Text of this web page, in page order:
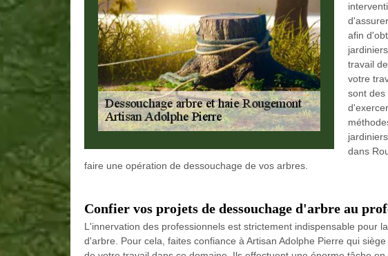
afin
travail
votre
sont des
dans
faire une opération de dessouchage de vos arbres.
Confier vos projets de dessouchage d'arbre au
L'innervation des professionnels est strictement indispensable pour
d'arbre. Pour cela, faites confiance à Artisan Adolphe Pierre qui